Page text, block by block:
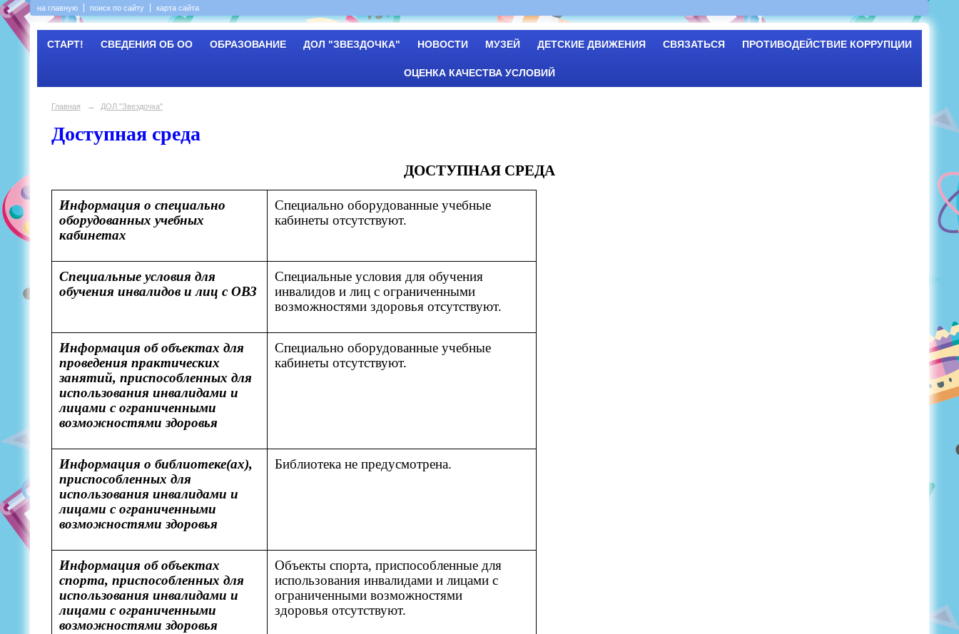
на главную поиск по сайту карта сайта
СТАРТ! СВЕДЕНИЯ ОБ ОО ОБРАЗОВАНИЕ ДОЛ "ЗВЕЗДОЧКА" НОВОСТИ МУЗЕЙ ДЕТСКИЕ ДВИЖЕНИЯ СВЯЗАТЬСЯ ПРОТИВОДЕЙСТВИЕ КОРРУПЦИИ
ОЦЕНКА КАЧЕСТВА УСЛОВИЙ
Главная → ДОЛ "Звездочка"
Доступная среда
ДОСТУПНАЯ СРЕДА
Информация о специально
оборудованных учебных
кабинетах
Специально оборудованные учебные
кабинеты отсутствуют.
Специальные условия для
обучения инвалидов и лиц с ОВЗ
Специальные условия для обучения
инвалидов и лиц с ограниченными
возможностями здоровья отсутствуют.
Информация об объектах для
проведения практических
занятий, приспособленных для
использования инвалидами и
лицами с ограниченными
возможностями здоровья
Специально оборудованные учебные
кабинеты отсутствуют.
Информация о библиотеке(ах),
приспособленных для
использования инвалидами и
лицами с ограниченными
возможностями здоровья
Библиотека не предусмотрена.
Информация об объектах
спорта, приспособленных для
использования инвалидами и
лицами с ограниченными
возможностями здоровья
Объекты спорта, приспособленные для
использования инвалидами и лицами с
ограниченными возможностями
здоровья отсутствуют.